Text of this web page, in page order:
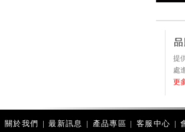
提
處
更
關於我們 | 最新訊息 | 產品專區 | 客服中心 |